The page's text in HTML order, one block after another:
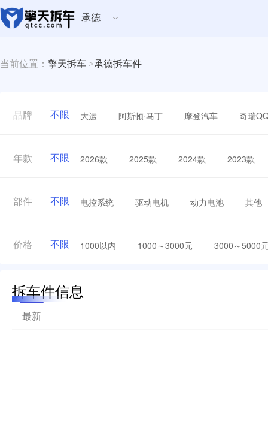
承德
当前位置： 擎天拆车 >承德拆车件
品牌 不限 大运 阿斯顿·马丁 摩登汽车 奇瑞
年款 不限 2026款 2025款 2024款 2023款
部件 不限 电控系统 驱动电机 动力电池 其他
价格 不限 1000以内 1000～3000元 3000～5000
拆车件信息
最新